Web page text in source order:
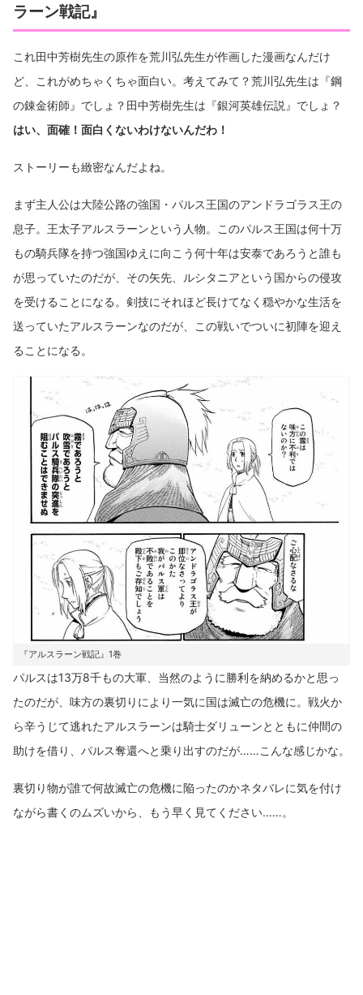
ラーン戦記』
これ田中芳樹先生の原作を荒川弘先生が作画した漫画なんだけ
ど、これがめちゃくちゃ面白い。考えてみて？荒川弘先生は『鋼
の錬金術師』でしょ？田中芳樹先生は『銀河英雄伝説』でしょ？
はい、面確！面白くないわけないんだわ！
ストーリーも緻密なんだよね。
まず主人公は大陸公路の強国・パルス王国のアンドラゴラス王の
息子。王太子アルスラーンという人物。このパルス王国は何十万
もの騎兵隊を持つ強国ゆえに向こう何十年は安泰であろうと誰も
が思っていたのだが、その矢先、ルシタニアという国からの侵攻
を受けることになる。剣技にそれほど長けてなく穏やかな生活を
送っていたアルスラーンなのだが、この戦いでついに初陣を迎え
ることになる。
『アルスラーン戦記』1巻
パルスは13万8千もの大軍、当然のように勝利を納めるかと思っ
たのだが、味方の裏切りにより一気に国は滅亡の危機に。戦火か
ら辛うじて逃れたアルスラーンは騎士ダリューンとともに仲間の
助けを借り、パルス奪還へと乗り出すのだが……こんな感じかな。
裏切り物が誰で何故滅亡の危機に陥ったのかネタバレに気を付け
ながら書くのムズいから、もう早く見てください……。